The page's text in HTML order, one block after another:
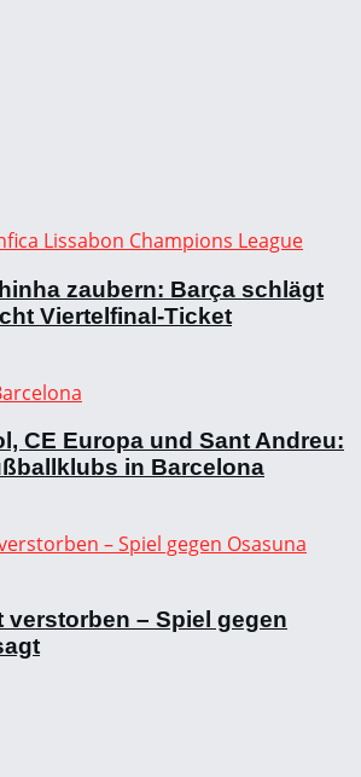
zaubern: Barça schlägt
Viertelfinal-Ticket
CE Europa und Sant Andreu:
in Barcelona
verstorben – Spiel gegen